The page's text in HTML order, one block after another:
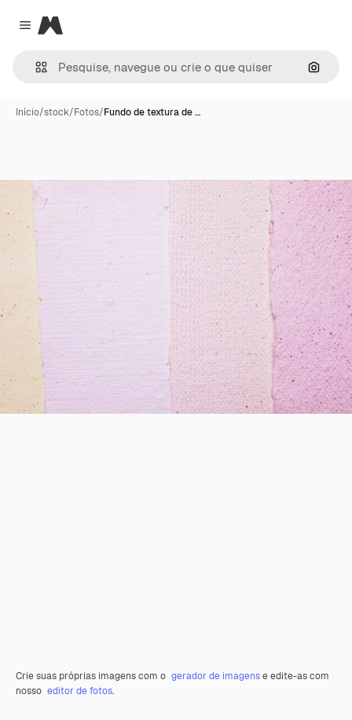
Close menu
Magnific
Início/stock/Fotos/Fundo de textura de …
Crie suas próprias imagens com o gerador de imagense edite-as com
nosso editor de fotos.